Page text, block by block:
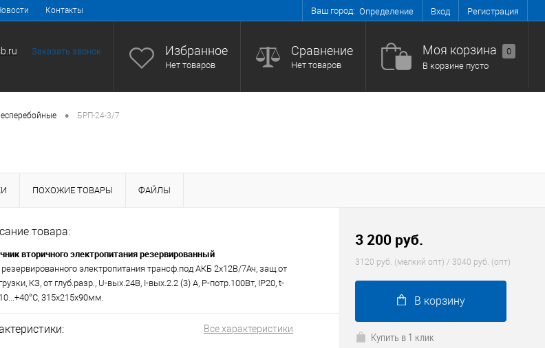
Контакты Ваш город: Определение Вход Регистрация
Заказать звонок Избранное
Нет товаров
Сравнение
Нет товаров
Моя корзина
0
В корзине пусто
• БРП-24-3/7
ПОХОЖИЕ ТОВАРЫ ФАЙЛЫ
товара:
вторичного электропитания резервированный
электропитания трансф.под АКБ 2х12В/7Ач, защ.от
КЗ, от глуб.разр., U-вых.24В, I-вых.2.2 (3) А, P-потр.100Вт, IP20, t-
315х215х90мм.
Все характеристики
3 200 руб.
3120 руб. (мелкий опт) / 3040 руб. (опт)
В корзину
Купить в 1 клик